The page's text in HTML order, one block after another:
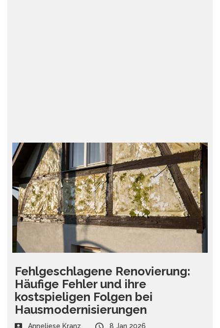
Fehlgeschlagene Renovierung:
Häufige Fehler und ihre
kostspieligen Folgen bei
Hausmodernisierungen
Anneliese Kranz 8 Jan 2026